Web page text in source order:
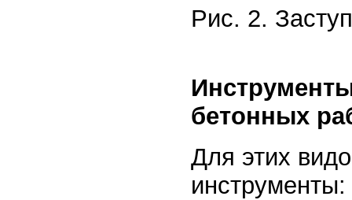
Рис. 2.
бетонных
Для этих
инструменты: